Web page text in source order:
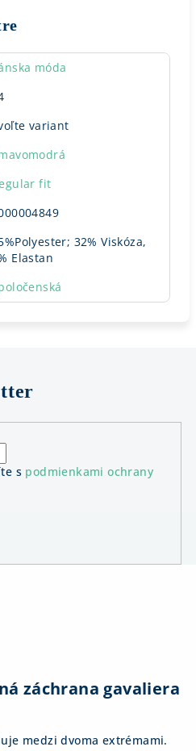
móda
variant
fit
32% Viskóza,
Elastan
s podmienkami ochrany
záchrana gavaliera
medzi dvoma extrémami.